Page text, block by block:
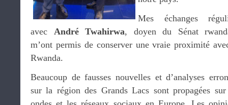
Mes échanges
avec André Twahirwa, doyen du Sénat
m’ont permis de conserver une vraie proximité
Rwanda.
Beaucoup de fausses nouvelles et d’analyses
sur la région des Grands Lacs sont propagées